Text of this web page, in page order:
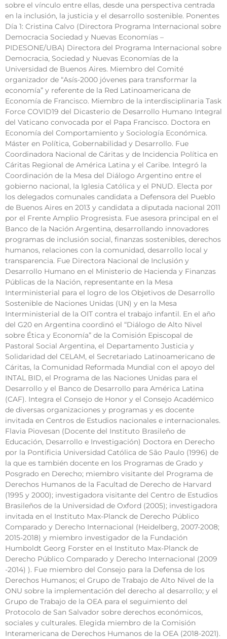
sobre el vínculo entre ellas, desde una perspectiva centrada
en la inclusión, la justicia y el desarrollo sostenible. Ponentes
Día 1: Cristina Calvo (Directora Programa Internacional sobre
Democracia Sociedad y Nuevas Economías –
PIDESONE/UBA) Directora del Programa Internacional sobre
Democracia, Sociedad y Nuevas Economías de la
Universidad de Buenos Aires. Miembro del Comité
organizador de “Asís-2000 jóvenes para transformar la
economía” y referente de la Red Latinoamericana de
Economía de Francisco. Miembro de la interdisciplinaria Task
Force COVID19 del Dicasterio de Desarrollo Humano Integral
del Vaticano convocada por el Papa Francisco. Doctora en
Economía del Comportamiento y Sociología Económica.
Máster en Política, Gobernabilidad y Desarrollo. Fue
Coordinadora Nacional de Cáritas y de Incidencia Política en
Cáritas Regional de América Latina y el Caribe. Integró la
Coordinación de la Mesa del Diálogo Argentino entre el
gobierno nacional, la Iglesia Católica y el PNUD. Electa por
los delegados comunales candidata a Defensora del Pueblo
de Buenos Aires en 2013 y candidata a diputada nacional 2011
por el Frente Amplio Progresista. Fue asesora principal en el
Banco de la Nación Argentina, desarrollando innovadores
programas de inclusión social, finanzas sostenibles, derechos
humanos, relaciones con la comunidad, desarrollo local y
transparencia. Fue Directora Nacional de Inclusión y
Desarrollo Humano en el Ministerio de Hacienda y Finanzas
Públicas de la Nación, representante en la Mesa
Interministerial para el logro de los Objetivos de Desarrollo
Sostenible de Naciones Unidas (UN) y en la Mesa
Interministerial de la OIT contra el trabajo infantil. En el año
del G20 en Argentina coordinó el “Diálogo de Alto Nivel
sobre Ética y Economía” de la Comisión Episcopal de
Pastoral Social Argentina, el Departamento Justicia y
Solidaridad del CELAM, el Secretariado Latinoamericano de
Cáritas, la Comunidad Reformada Mundial con el apoyo del
INTAL BID, el Programa de las Naciones Unidas para el
Desarrollo y el Banco de Desarrollo para América Latina
(CAF). Integra el Consejo de Honor y el Consejo Académico
de diversas organizaciones y programas y es docente
invitada en Centros de Estudios nacionales e internacionales.
Flavia Piovesan (Docente del Instituto Brasileño de
Educación, Desarrollo e Investigación) Doctora en Derecho
por la Pontificia Universidad Católica de São Paulo (1996) de
la que es también docente en los Programas de Grado y
Posgrado en Derecho; miembro visitante del Programa de
Derechos Humanos de la Facultad de Derecho de Harvard
(1995 y 2000); investigadora visitante del Centro de Estudios
Brasileños de la Universidad de Oxford (2005); investigadora
invitada en el Instituto Max-Planck de Derecho Público
Comparado y Derecho Internacional (Heidelberg, 2007-2008;
2015-2018) y miembro investigador de la Fundación
Humboldt Georg Forster en el Instituto Max-Planck de
Derecho Público Comparado y Derecho Internacional (2009
-2014) ). Fue miembro del Consejo para la Defensa de los
Derechos Humanos; el Grupo de Trabajo de Alto Nivel de la
ONU sobre la implementación del derecho al desarrollo; y el
Grupo de Trabajo de la OEA para el seguimiento del
Protocolo de San Salvador sobre derechos económicos,
sociales y culturales. Elegida miembro de la Comisión
Interamericana de Derechos Humanos de la OEA (2018-2021).